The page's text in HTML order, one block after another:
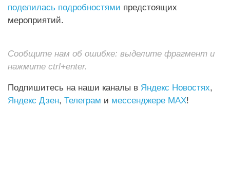
поделилась подробностями предстоящих
мероприятий.
Сообщите нам об ошибке: выделите фрагмент и
нажмите ctrl+enter.
Подпишитесь на наши каналы в Яндекс Новостях,
Яндекс Дзен, Телеграм и мессенджере MAX!